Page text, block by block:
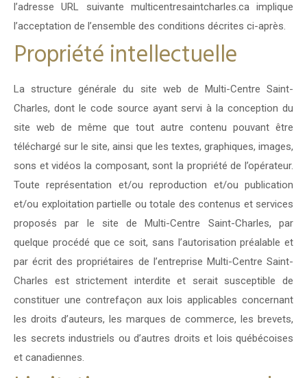
l’adresse URL suivante multicentresaintcharles.ca implique
l’acceptation de l’ensemble des conditions décrites ci-après.
Propriété intellectuelle
La structure générale du site web de Multi-Centre Saint-
Charles, dont le code source ayant servi à la conception du
site web de même que tout autre contenu pouvant être
téléchargé sur le site, ainsi que les textes, graphiques, images,
sons et vidéos la composant, sont la propriété de l’opérateur.
Toute représentation et/ou reproduction et/ou publication
et/ou exploitation partielle ou totale des contenus et services
proposés par le site de Multi-Centre Saint-Charles, par
quelque procédé que ce soit, sans l’autorisation préalable et
par écrit des propriétaires de l’entreprise Multi-Centre Saint-
Charles est strictement interdite et serait susceptible de
constituer une contrefaçon aux lois applicables concernant
les droits d’auteurs, les marques de commerce, les brevets,
les secrets industriels ou d’autres droits et lois québécoises
et canadiennes.